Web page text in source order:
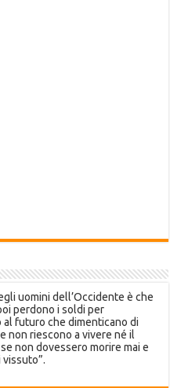
uomini dell’Occidente è che
perdono i soldi per
futuro che dimenticano di
non riescono a vivere né il
non dovessero morire mai e